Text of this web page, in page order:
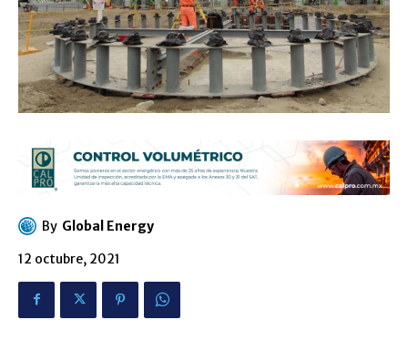
By Global Energy
12 octubre, 2021